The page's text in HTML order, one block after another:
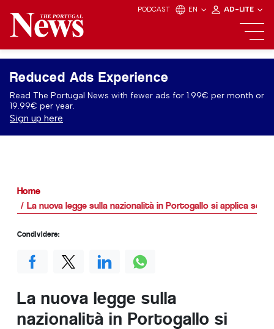
PODCAST EN AD-LITE
Reduced Ads Experience
Read The Portugal News with fewer ads for 1.99€ per month or
19.99€ per year.
Sign up here
Home
La nuova legge sulla nazionalità in Portogallo si applica
La nuova legge sulla
nazionalità in Portogallo si
Condividere: